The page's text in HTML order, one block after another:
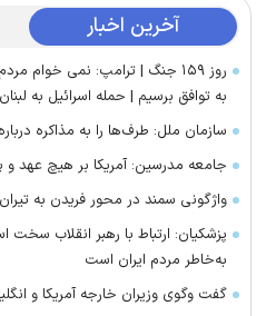
آخرین اخبار
روز ۱۵۹ جنگ | ترامپ: نمی خوام
به توافق برسیم | حمله اسرائیل به لبنان
سازمان ملل: طرف‌ها را به مذاکره
جامعه مدرسین: آمریکا بر هیچ عهد
واژگونی سمند در محور فریدن به تیران / ۴ نفر کشته
پزشکیان: ارتباط با رهبر انقلاب سخت
به‌خاطر مردم ایران است
گفت وگوی وزیران خارجه آمریکا و